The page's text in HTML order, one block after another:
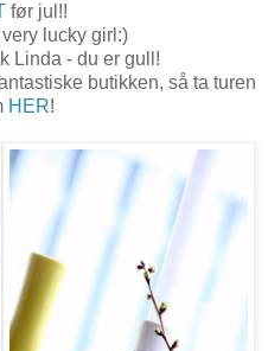
før jul!!
very lucky girl:)
Linda - du er gull!
butikken, så ta turen
HER!